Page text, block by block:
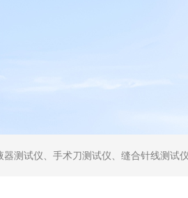
试仪、导尿管测试仪、医用镊钳测试仪、导引管导丝测试仪、针灸